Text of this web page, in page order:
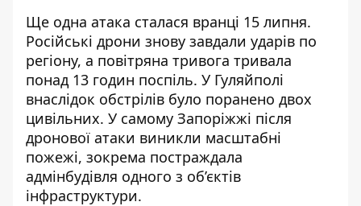
Ще одна атака сталася вранці 15 липня.
Російські дрони знову завдали ударів по
регіону, а повітряна тривога тривала
понад 13 годин поспіль. У Гуляйполі
внаслідок обстрілів було поранено двох
цивільних. У самому Запоріжжі після
дронової атаки виникли масштабні
пожежі, зокрема постраждала
адмінбудівля одного з об’єктів
інфраструктури.